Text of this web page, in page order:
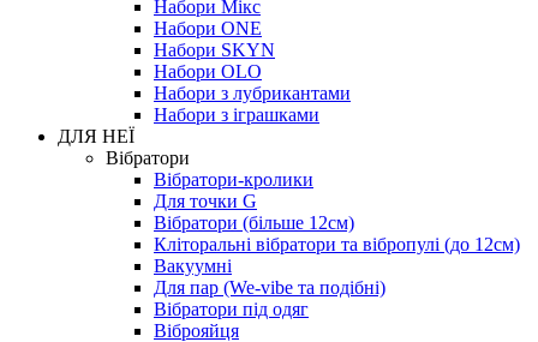
Набори Мікс
Набори ONE
Набори SKYN
Набори OLO
Набори з лубрикантами
Набори з іграшками
ДЛЯ НЕЇ
Вібратори
Вібратори-кролики
Для точки G
Вібратори (більше 12см)
Кліторальні вібратори та вібропулі (до 12см)
Вакуумні
Для пар (We-vibe та подібні)
Вібратори під одяг
Віброяйця